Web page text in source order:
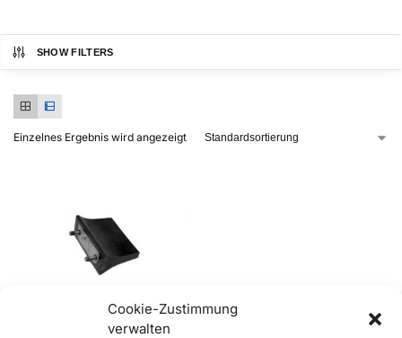
Cookie-Zustimmung
verwalten
SHOW FILTERS
Einzelnes Ergebnis wird angezeigt